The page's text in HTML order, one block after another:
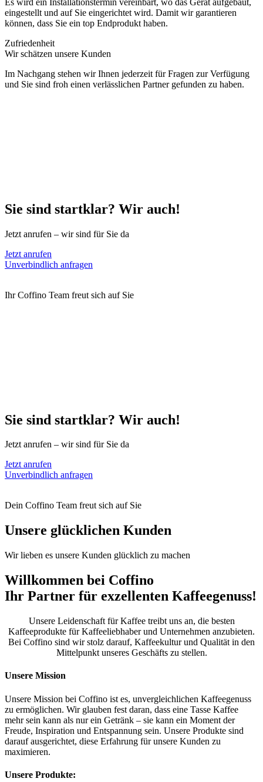
eingestellt und auf Sie eingerichtet wird. Damit wir garantieren
können, dass Sie ein top Endprodukt haben.
Zufriedenheit
Wir schätzen unsere Kunden
Im Nachgang stehen wir Ihnen jederzeit für Fragen zur Verfügung
und Sie sind froh einen verlässlichen Partner gefunden zu haben.
Sie sind startklar? Wir auch!
Jetzt anrufen – wir sind für Sie da
Jetzt anrufen
Unverbindlich anfragen
Ihr Coffino Team freut sich auf Sie
Sie sind startklar? Wir auch!
Jetzt anrufen – wir sind für Sie da
Jetzt anrufen
Unverbindlich anfragen
Dein Coffino Team freut sich auf Sie
Unsere glücklichen Kunden
Wir lieben es unsere Kunden glücklich zu machen
Willkommen bei Coffino
Ihr Partner für exzellenten Kaffeegenuss!
Unsere Leidenschaft für Kaffee treibt uns an, die besten
Kaffeeprodukte für Kaffeeliebhaber und Unternehmen anzubieten.
Bei Coffino sind wir stolz darauf, Kaffeekultur und Qualität in den
Mittelpunkt unseres Geschäfts zu stellen.
Unsere Mission​
Unsere Mission bei Coffino ist es, unvergleichlichen Kaffeegenuss
zu ermöglichen. Wir glauben fest daran, dass eine Tasse Kaffee
mehr sein kann als nur ein Getränk – sie kann ein Moment der
Freude, Inspiration und Entspannung sein. Unsere Produkte sind
darauf ausgerichtet, diese Erfahrung für unsere Kunden zu
maximieren.
Unsere Produkte: